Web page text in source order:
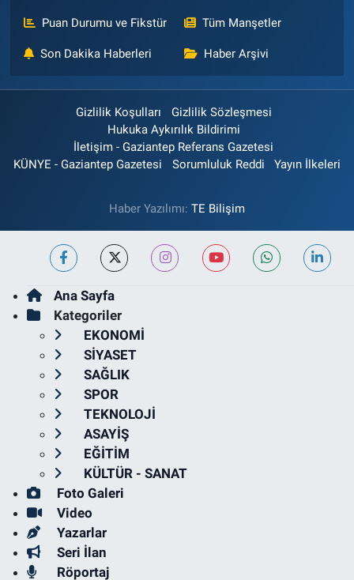
Puan Durumu ve Fikstür Tüm Manşetler
Son Dakika Haberleri Haber Arşivi
Gizlilik Koşulları
Gizlilik Sözleşmesi
Hukuka Aykırılık Bildirimi
İletişim - Gaziantep Referans Gazetesi
KÜNYE - Gaziantep Gazetesi
Sorumluluk Reddi Yayın İlkeleri
Haber Yazılımı: TE Bilişim
Ana Sayfa
Kategoriler
EKONOMİ
SİYASET
SAĞLIK
SPOR
TEKNOLOJİ
ASAYİŞ
EĞİTİM
KÜLTÜR - SANAT
Foto Galeri
Video
Yazarlar
Seri İlan
Röportaj